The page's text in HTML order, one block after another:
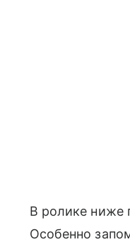
В ролике ниже
Особенно